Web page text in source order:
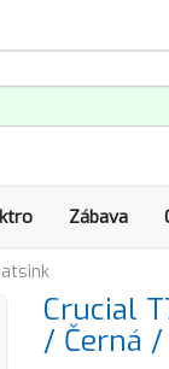
Zábava
Crucial
/ Černá